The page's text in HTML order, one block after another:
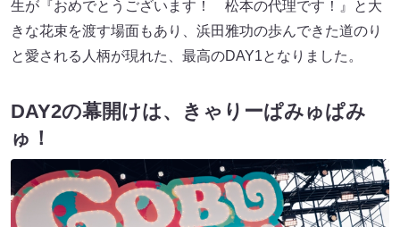
生が『おめでとうございます！ 松本の代理です！』と大
きな花束を渡す場面もあり、浜田雅功の歩んできた道のり
と愛される人柄が現れた、最高のDAY1となりました。
DAY2の幕開けは、きゃりーぱみゅぱみ
ゅ！